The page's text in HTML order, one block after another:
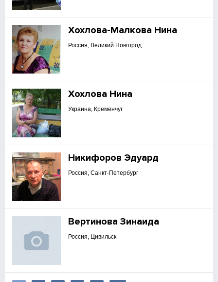
Хохлова-Малкова Нина
Россия, Великий Новгород
Хохлова Нина
Украина, Кременчуг
Никифоров Эдуард
Россия, Санкт-Петербург
Вертинова Зинаида
Россия, Цивильск